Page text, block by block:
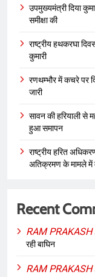
उपमुख्यमंत्री दिया
समीक्षा की
राष्ट्रीय हथकरघा
कुमारी
रणथम्भौर में कचरे पर
जारी
सावन की हरियाली से
हुआ समापन
राष्ट्रीय हरित
अतिक्रमण के मामले में
Recent
RAM PRAKASH
रही बाघिन
RAM PRAKASH